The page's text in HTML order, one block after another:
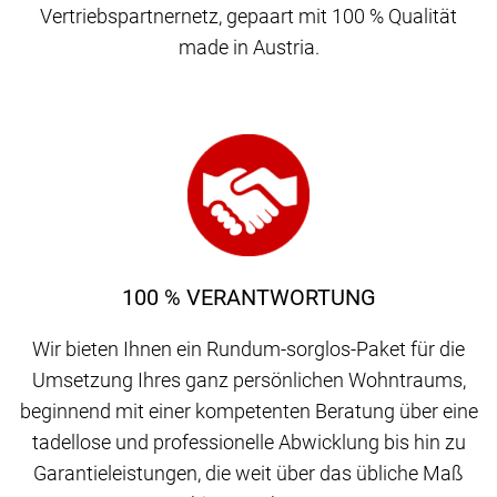
Vertriebspartnernetz, gepaart mit 100 % Qualität
made in Austria.
100 % VERANTWORTUNG
Wir bieten Ihnen ein Rundum-sorglos-Paket für die
Umsetzung Ihres ganz persönlichen Wohntraums,
beginnend mit einer kompetenten Beratung über eine
tadellose und professionelle Abwicklung bis hin zu
Garantieleistungen, die weit über das übliche Maß